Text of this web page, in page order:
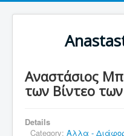
Αναστάσιος
των Βίντεο
Details
Category: Αλλα -